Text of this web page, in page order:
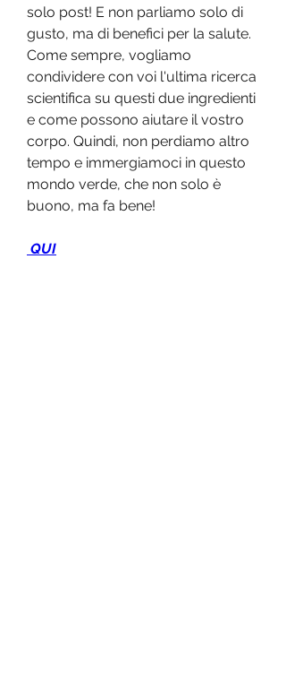
solo post! E non parliamo solo di
gusto, ma di benefici per la salute.
Come sempre, vogliamo
condividere con voi l'ultima ricerca
scientifica su questi due ingredienti
e come possono aiutare il vostro
corpo. Quindi, non perdiamo altro
tempo e immergiamoci in questo
mondo verde, che non solo è
buono, ma fa bene!
QUI